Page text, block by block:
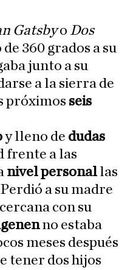
Gatsbyo Dos
360 grados a su
junto a su
a la sierra de
próximos seis
y lleno de dudas
frente a las
nivel personal las
a su madre
con su
no estaba
meses después
tener dos hijos